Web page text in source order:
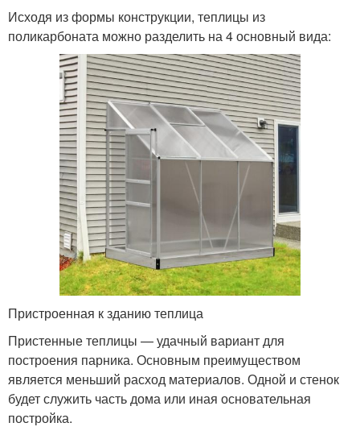
Исходя из формы конструкции, теплицы из
поликарбоната можно разделить на 4 основный вида:
Пристроенная к зданию теплица
Пристенные теплицы — удачный вариант для
построения парника. Основным преимуществом
является меньший расход материалов. Одной и стенок
будет служить часть дома или иная основательная
постройка.